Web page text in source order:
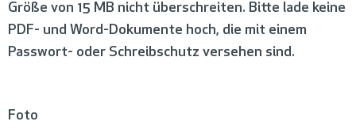
Größe von 15 MB nicht überschreiten. Bitte lade keine
PDF- und Word-Dokumente hoch, die mit einem
Passwort- oder Schreibschutz versehen sind.
Foto